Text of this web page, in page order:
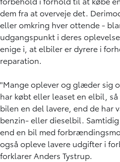
dem fra at overveje det.
eller omkring hver ottende -
udgangspunkt i deres
enige i, at elbiler er dyrere i
reparation.
"Mange oplever og glæder sig
har købt eller leaset en elbil,
bilen en del lavere, end de har
benzin- eller dieselbil.
end en bil med
også opleve lavere udgifter i
forklarer Anders Tystrup.